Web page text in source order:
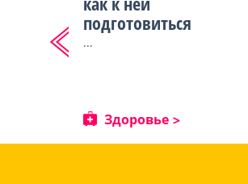
подготовиться
...
Здоровье